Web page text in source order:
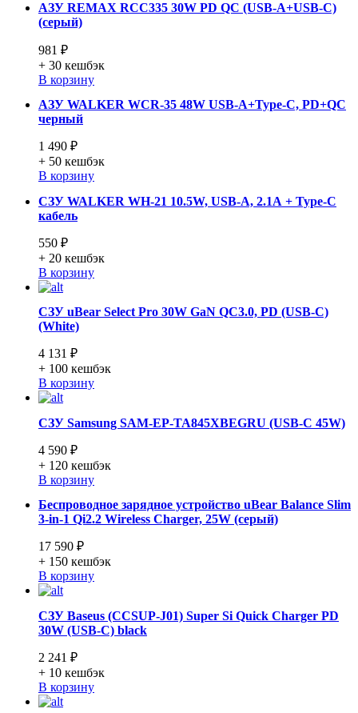
АЗУ REMAX RCC335 30W PD QC (USB-A+USB-C)
(серый)
981 ₽
+ 30 кешбэк
В корзину
АЗУ WALKER WCR-35 48W USB-A+Type-C, PD+QC
черный
1 490 ₽
+ 50 кешбэк
В корзину
СЗУ WALKER WH-21 10.5W, USB-A, 2.1А + Type-C
кабель
550 ₽
+ 20 кешбэк
В корзину
СЗУ uBear Select Pro 30W GaN QC3.0, PD (USB-C)
(White)
4 131 ₽
+ 100 кешбэк
В корзину
СЗУ Samsung SAM-EP-TA845XBEGRU (USB-C 45W)
4 590 ₽
+ 120 кешбэк
В корзину
Беспроводное зарядное устройство uBear Balance Slim
3-in-1 Qi2.2 Wireless Charger, 25W (серый)
17 590 ₽
+ 150 кешбэк
В корзину
СЗУ Baseus (CCSUP-J01) Super Si Quick Charger PD
30W (USB-C) black
2 241 ₽
+ 10 кешбэк
В корзину